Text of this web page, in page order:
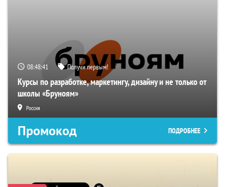
08:48:40 Получи первым!
Курсы по разработке, маркетингу, дизайну и не только от
школы «Бруноям»
Россия
Промокод ПОДРОБНЕЕ